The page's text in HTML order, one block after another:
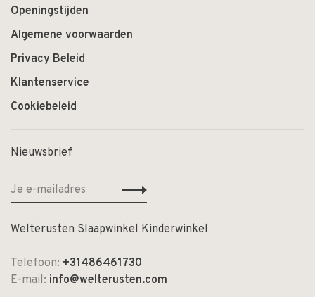
Openingstijden
Algemene voorwaarden
Privacy Beleid
Klantenservice
Cookiebeleid
Nieuwsbrief
Welterusten Slaapwinkel Kinderwinkel
Telefoon: +31486461730
E-mail: info@welterusten.com